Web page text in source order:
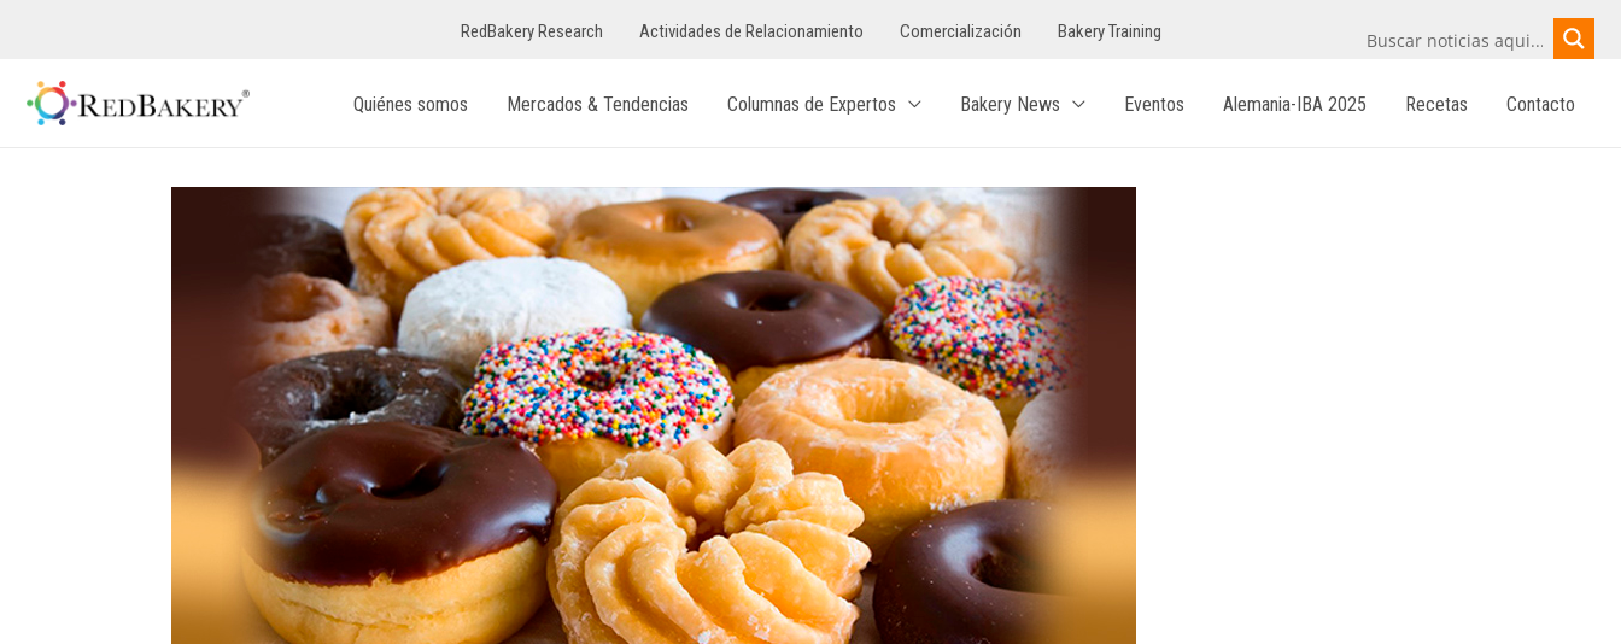
RedBakery Research Actividades de Relacionamiento Comercialización Bakery Training
Quiénes somos Mercados & Tendencias Columnas de Expertos Bakery News Eventos Alemania-IBA 2025 Recetas Contacto